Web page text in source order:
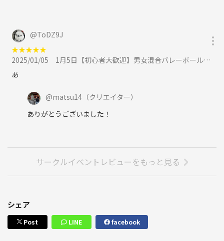
@ToDZ9J
★★★★★
2025/01/05
1月5日【初心者大歓迎】男女混合バレーボール🏐に参加
あ
@matsu14 （クリエイター）
ありがとうございました！
サークルイベントレビューをもっと見る
シェア
Post LINE facebook